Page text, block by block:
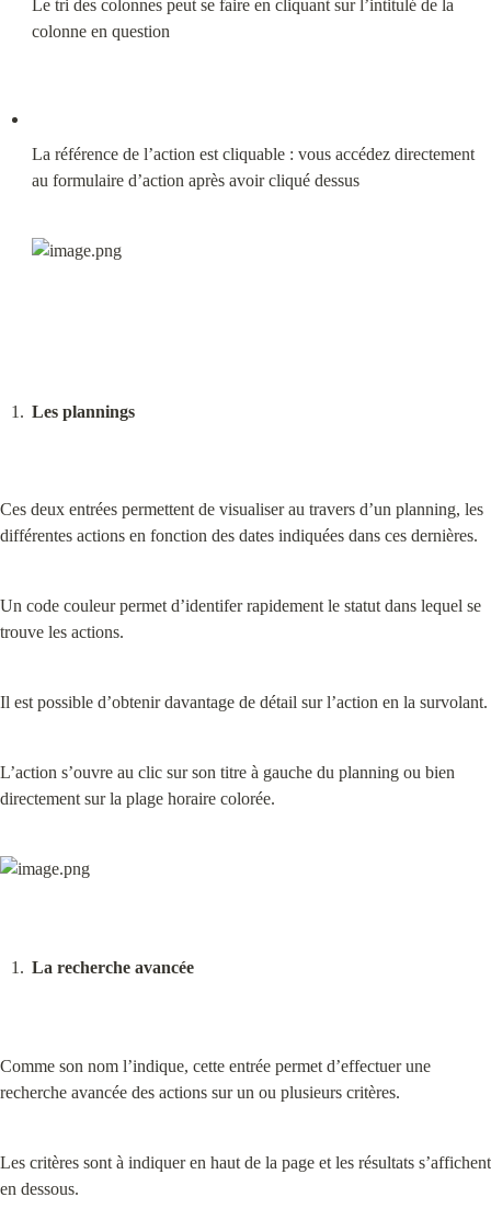
Le tri des colonnes peut se faire en cliquant sur l’intitulé de la
colonne en question
La référence de l’action est cliquable : vous accédez directement
au formulaire d’action après avoir cliqué dessus
Les plannings
Ces deux entrées permettent de visualiser au travers d’un planning, les
différentes actions en fonction des dates indiquées dans ces dernières.
Un code couleur permet d’identifer rapidement le statut dans lequel se
trouve les actions.
Il est possible d’obtenir davantage de détail sur l’action en la survolant.
L’action s’ouvre au clic sur son titre à gauche du planning ou bien
directement sur la plage horaire colorée.
La recherche avancée
Comme son nom l’indique, cette entrée permet d’effectuer une
recherche avancée des actions sur un ou plusieurs critères.
Les critères sont à indiquer en haut de la page et les résultats s’affichent
en dessous.